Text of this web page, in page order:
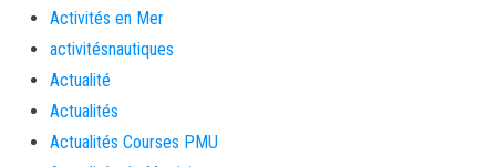
Activités en Mer
activitésnautiques
Actualité
Actualités
Actualités Courses PMU